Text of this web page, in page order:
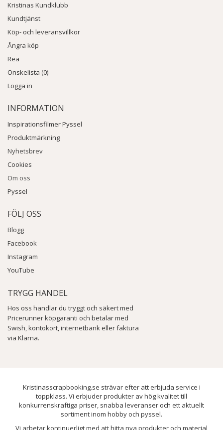
Kristinas Kundklubb
Kundtjänst
Köp- och leveransvillkor
Ångra köp
Rea
Önskelista (0)
Logga in
INFORMATION
Inspirationsfilmer Pyssel
Produktmärkning
Nyhetsbrev
Cookies
Om oss
Pyssel
FÖLJ OSS
Blogg
Facebook
Instagram
YouTube
TRYGG HANDEL
Hos oss handlar du tryggt och säkert med
Pricerunner köpgaranti och betalar med
Swish, kontokort, internetbank eller faktura
via Klarna.
Kristinasscrapbooking.se strävar efter att erbjuda service i
toppklass. Vi erbjuder produkter av hög kvalitet till
konkurrenskraftiga priser, snabba leveranser och ett aktuellt
sortiment inom hobby och pyssel.
Vi arbetar kontinuerligt med att hitta nya produkter och material